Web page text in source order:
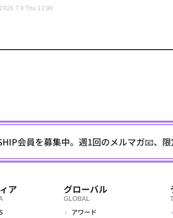
2026.7.9 Thu 12:00
会員を募集中。週1回のメルマガ📧、
ア グローバル
GLOBAL
アワード